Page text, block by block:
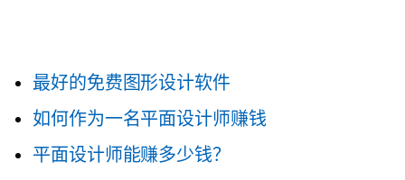
最好的免费图形设计软件
如何作为一名平面设计师赚钱
平面设计师能赚多少钱？